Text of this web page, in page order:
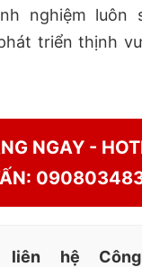
nghiệm luôn
triển thịnh
NGAY -
liên hệ